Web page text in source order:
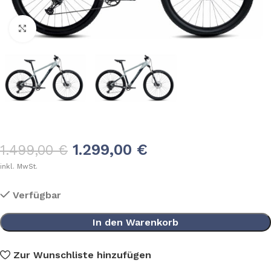
Klick zum Vergrößern
1.499,00€ 1.299,00 €
inkl. MwSt.
Verfügbar
In den Warenkorb
Zur Wunschliste hinzufügen